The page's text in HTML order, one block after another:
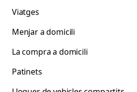
Viatges
Menjar a domicili
La compra a domicili
Patinets